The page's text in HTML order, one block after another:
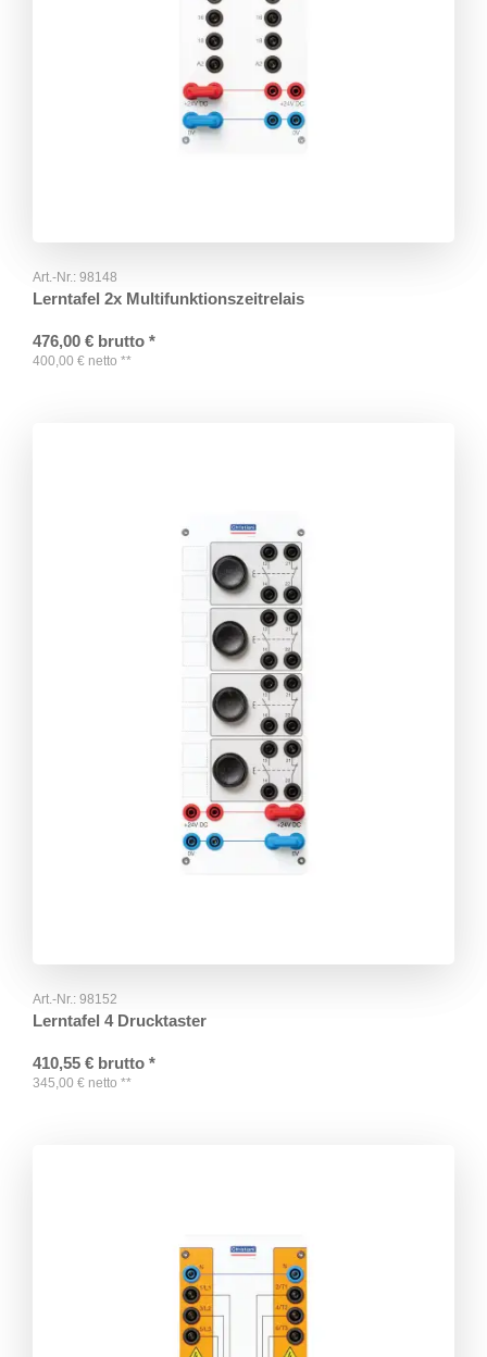
Art.-Nr.: 98148
Lerntafel 2x Multifunktionszeitrelais
476,00 € brutto *
400,00 € netto **
Art.-Nr.: 98152
Lerntafel 4 Drucktaster
410,55 € brutto *
345,00 € netto **